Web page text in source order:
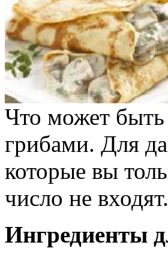
Что может быть
грибами. Для
которые вы
число не входят.
Ингредиенты